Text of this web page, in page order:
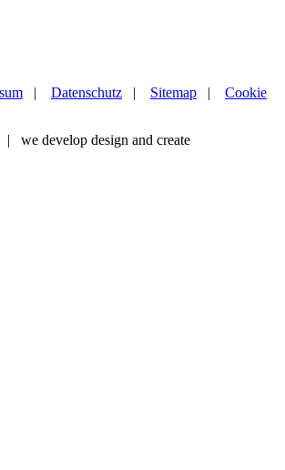
| Datenschutz | Sitemap | Cookie
| we develop design and create